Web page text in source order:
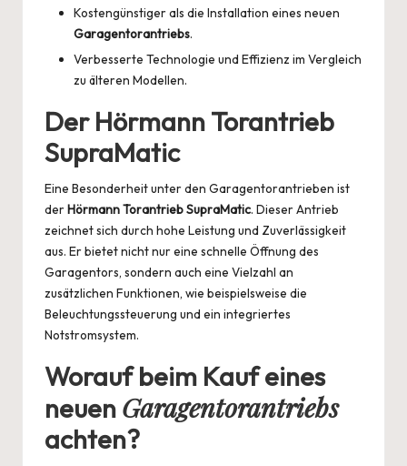
Kostengünstiger als die Installation eines neuen
Garagentorantriebs.
Verbesserte Technologie und Effizienz im Vergleich
zu älteren Modellen.
DerHörmann Torantrieb
SupraMatic
Eine Besonderheit unter den Garagentorantrieben ist
der Hörmann Torantrieb SupraMatic. Dieser Antrieb
zeichnet sich durch hohe Leistung und Zuverlässigkeit
aus. Er bietet nicht nur eine schnelle Öffnung des
Garagentors, sondern auch eine Vielzahl an
zusätzlichen Funktionen, wie beispielsweise die
Beleuchtungssteuerung und ein integriertes
Notstromsystem.
Worauf beim Kauf eines
neuenGaragentorantriebs
achten?